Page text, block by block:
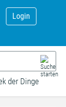
Login
der Dinge